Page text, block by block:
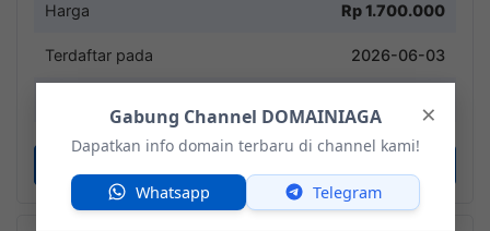
×
Gabung Channel DOMAINIAGA
Dapatkan info domain terbaru di channel kami!
Whatsapp Telegram
Harga Rp 1.700.000
Terdaftar pada 2026-06-03